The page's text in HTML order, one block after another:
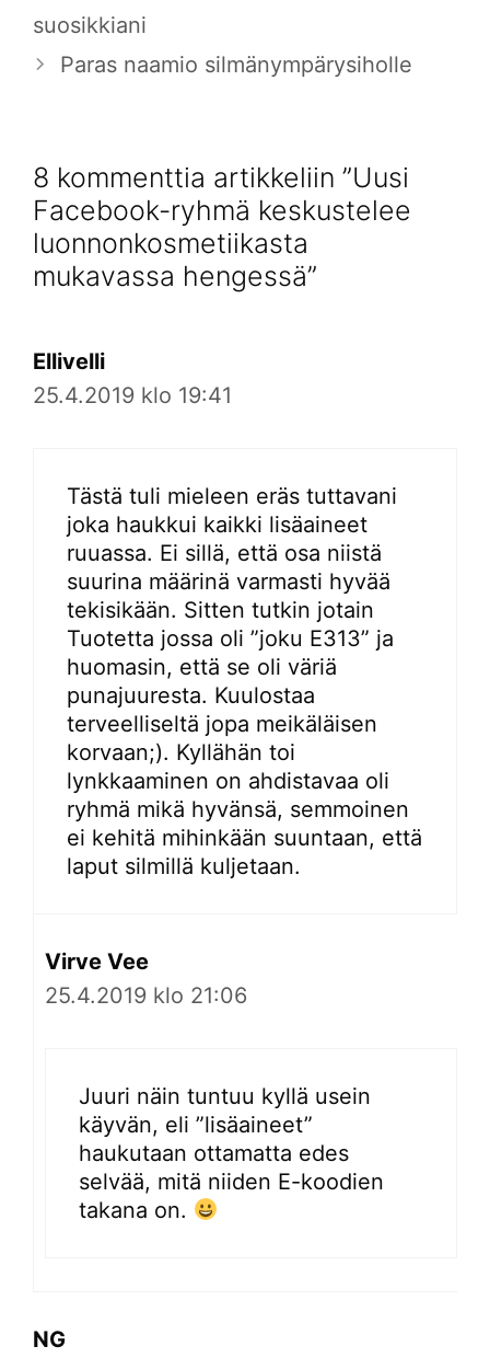
suosikkiani
Paras naamio silmänympärysiholle
8 kommenttia artikkeliin ”Uusi
Facebook-ryhmä keskustelee
luonnonkosmetiikasta
mukavassa hengessä”
Ellivelli
25.4.2019 klo 19:41
Tästä tuli mieleen eräs tuttavani
joka haukkui kaikki lisäaineet
ruuassa. Ei sillä, että osa niistä
suurina määrinä varmasti hyvää
tekisikään. Sitten tutkin jotain
Tuotetta jossa oli ”joku E313” ja
huomasin, että se oli väriä
punajuuresta. Kuulostaa
terveelliseltä jopa meikäläisen
korvaan;). Kyllähän toi
lynkkaaminen on ahdistavaa oli
ryhmä mikä hyvänsä, semmoinen
ei kehitä mihinkään suuntaan, että
laput silmillä kuljetaan.
Virve Vee
25.4.2019 klo 21:06
Juuri näin tuntuu kyllä usein
käyvän, eli ”lisäaineet”
haukutaan ottamatta edes
selvää, mitä niiden E-koodien
takana on.
NG